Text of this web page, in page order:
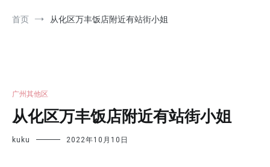
首页 从化区万丰饭店附近有站街小姐
广州其他区
从化区万丰饭店附近有站街小姐
kuku 2022年10月10日